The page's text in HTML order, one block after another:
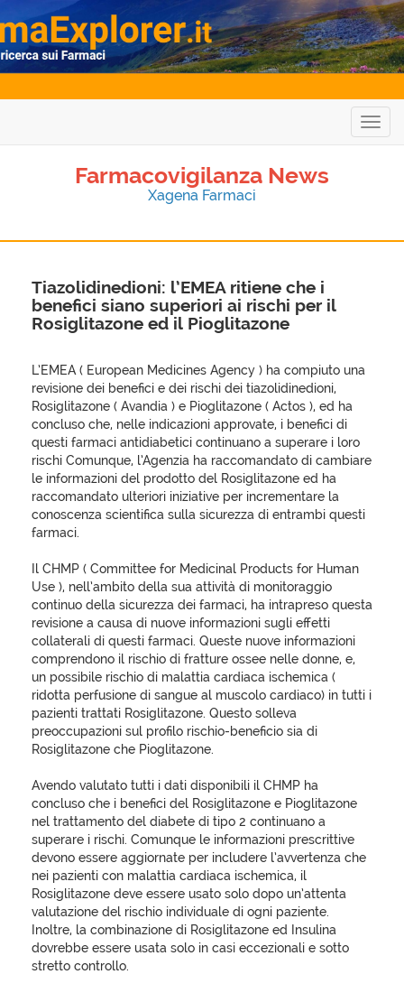
Farmacovigilanza News
Xagena Farmaci
Tiazolidinedioni: l’EMEA ritiene che i
benefici siano superiori ai rischi per il
Rosiglitazone ed il Pioglitazone
L’EMEA ( European Medicines Agency ) ha compiuto una
revisione dei benefici e dei rischi dei tiazolidinedioni,
Rosiglitazone ( Avandia ) e Pioglitazone ( Actos ), ed ha
concluso che, nelle indicazioni approvate, i benefici di
questi farmaci antidiabetici continuano a superare i loro
rischi Comunque, l’Agenzia ha raccomandato di cambiare
le informazioni del prodotto del Rosiglitazone ed ha
raccomandato ulteriori iniziative per incrementare la
conoscenza scientifica sulla sicurezza di entrambi questi
farmaci.
Il CHMP ( Committee for Medicinal Products for Human
Use ), nell’ambito della sua attività di monitoraggio
continuo della sicurezza dei farmaci, ha intrapreso questa
revisione a causa di nuove informazioni sugli effetti
collaterali di questi farmaci. Queste nuove informazioni
comprendono il rischio di fratture ossee nelle donne, e,
un possibile rischio di malattia cardiaca ischemica (
ridotta perfusione di sangue al muscolo cardiaco) in tutti i
pazienti trattati Rosiglitazone. Questo solleva
preoccupazioni sul profilo rischio-beneficio sia di
Rosiglitazone che Pioglitazone.
Avendo valutato tutti i dati disponibili il CHMP ha
concluso che i benefici del Rosiglitazone e Pioglitazone
nel trattamento del diabete di tipo 2 continuano a
superare i rischi. Comunque le informazioni prescrittive
devono essere aggiornate per includere l’avvertenza che
nei pazienti con malattia cardiaca ischemica, il
Rosiglitazone deve essere usato solo dopo un’attenta
valutazione del rischio individuale di ogni paziente.
Inoltre, la combinazione di Rosiglitazone ed Insulina
dovrebbe essere usata solo in casi eccezionali e sotto
stretto controllo.